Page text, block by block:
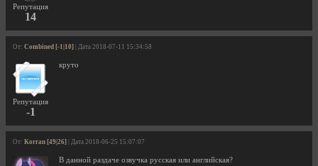
Репутация
14
От: Combined [-1|10] | Дата 2018-07-11 15:34:58
Репутация
-1
круто
От: Korran [49|26] | Дата 2018-06-25 15:07:07
В данной раздаче озвучка русская или английская?